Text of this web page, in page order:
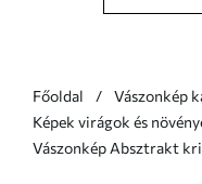
Főoldal
Vászonkép
Képek virágok és
Vászonkép